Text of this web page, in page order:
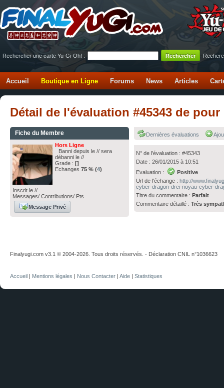
Rechercher une carte Yu-Gi-Oh! :
Accueil Boutique en Ligne Forums News Articles
Détail de l'évaluation #45343 de pour
Fiche du Membre
Hors Ligne
Banni depuis le // sera
débanni le //
Grade : []
Echanges 75 % (4)
Inscrit le //
Messages/ Contributions/ Pts
Message Privé
Dernières évaluations
N° de l'évaluation : #45343
Date : 26/01/2015 à 10:51
Evaluation :
Positive
Url de l'échange :http://
cyber-dragon-drei-noyau-cyber-
Titre du commentaire :Parfait
Commentaire détaillé :Très
Finalyugi.com v3.1 © 2004-2026. Tous droits réservés. - Déclaration CNIL n°1036623
Accueil | Mentions légales | Nous Contacter | Aide | Statistiques